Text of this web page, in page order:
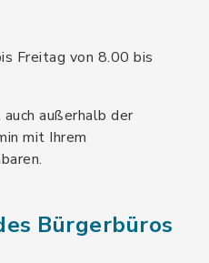
Freitag von 8.00 bis
außerhalb der
mit Ihrem
Bürgerbüros